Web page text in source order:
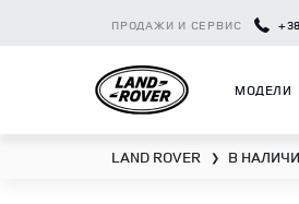
ПРОДАЖИ И СЕРВИС
МОДЕЛИ
LAND ROVER ❯ В